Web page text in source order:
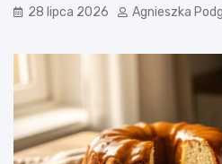
28 lipca 2026 Agnieszka